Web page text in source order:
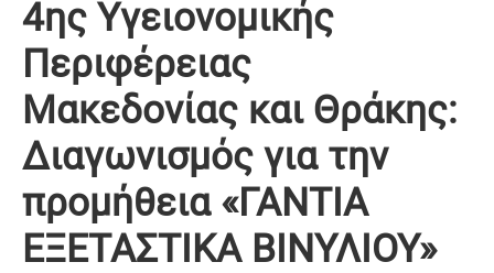
4ης Υγειονομικής
Περιφέρειας
Μακεδονίας και Θράκης:
Διαγωνισμός για την
προμήθεια «ΓΑΝΤΙΑ
ΕΞΕΤΑΣΤΙΚΑ BINΥΛΙΟΥ»